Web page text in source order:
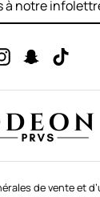
InstagramSnapchat
de vente et